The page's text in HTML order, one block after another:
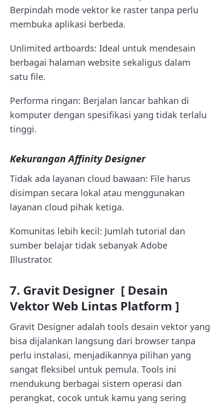
Berpindah mode vektor ke raster tanpa perlu
membuka aplikasi berbeda.
Unlimited artboards: Ideal untuk mendesain
berbagai halaman website sekaligus dalam
satu file.
Performa ringan: Berjalan lancar bahkan di
komputer dengan spesifikasi yang tidak terlalu
tinggi.
Kekurangan Affinity Designer
Tidak ada layanan cloud bawaan: File harus
disimpan secara lokal atau menggunakan
layanan cloud pihak ketiga.
Komunitas lebih kecil: Jumlah tutorial dan
sumber belajar tidak sebanyak Adobe
Illustrator.
7. Gravit Designer [ Desain
Vektor Web Lintas Platform ]
Gravit Designer adalah tools desain vektor yang
bisa dijalankan langsung dari browser tanpa
perlu instalasi, menjadikannya pilihan yang
sangat fleksibel untuk pemula. Tools ini
mendukung berbagai sistem operasi dan
perangkat, cocok untuk kamu yang sering